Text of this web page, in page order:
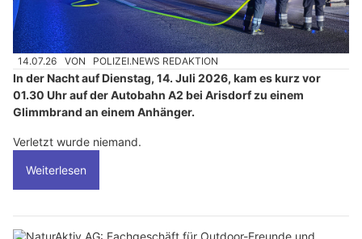
14.07.26 VON POLIZEI.NEWS REDAKTION
In der Nacht auf Dienstag, 14. Juli 2026, kam es kurz vor
01.30 Uhr auf der Autobahn A2 bei Arisdorf zu einem
Glimmbrand an einem Anhänger.
Verletzt wurde niemand.
Weiterlesen